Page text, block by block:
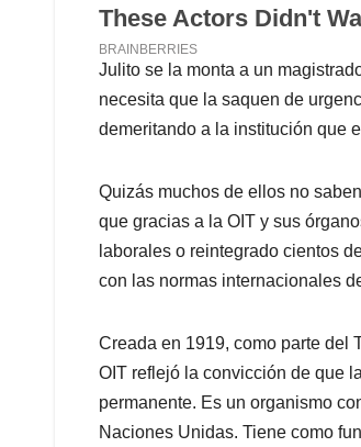
Julito se la monta a un
necesita que la saquen de
demeritando a la institución que
Quizás muchos de ellos no
que gracias a la OIT y sus
laborales o reintegrado cientos
con las normas internacionales
Creada en 1919, como parte del
OIT reflejó la convicción de que
permanente. Es un organismo
Naciones Unidas. Tiene como